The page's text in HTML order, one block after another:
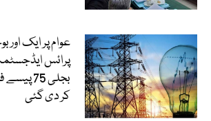
عوام پر ایک اور
پرائس
بجلی 75
کر دی گئی